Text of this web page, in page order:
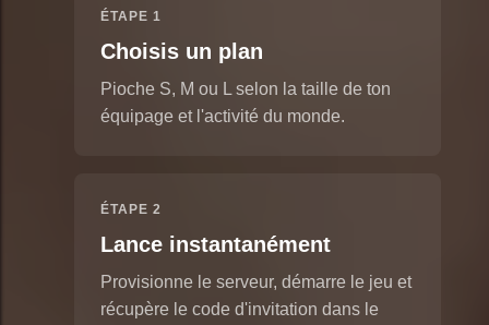
ÉTAPE 1
Choisis un plan
Pioche S, M ou L selon la taille de ton
équipage et l'activité du monde.
ÉTAPE 2
Lance instantanément
Provisionne le serveur, démarre le jeu et
récupère le code d'invitation dans le